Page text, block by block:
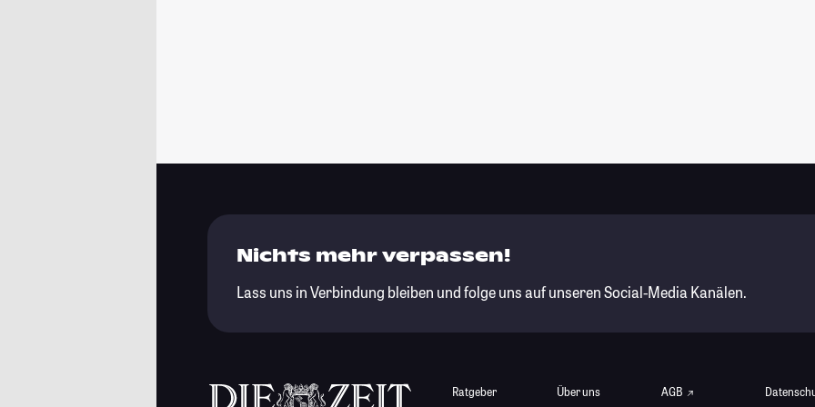
Nichts mehr verpassen!
Lass uns in Verbindung bleiben und folge uns auf unseren Social-Media Kanälen.
Ratgeber Über uns AGB